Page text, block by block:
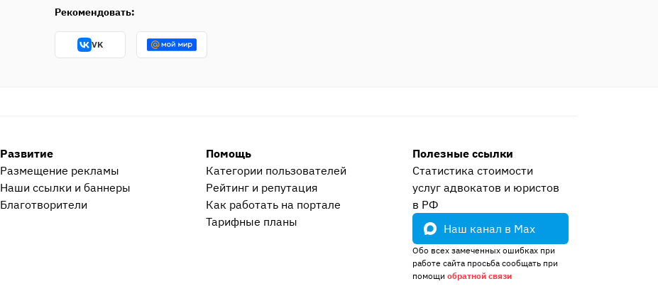
Рекомендовать:
VK
Развитие
Размещение рекламы
Наши ссылки и баннеры
Благотворители
Помощь
Категории пользователей
Рейтинг и репутация
Как работать на портале
Тарифные планы
Полезные ссылки
Статистика стоимости
услуг адвокатов и юристов
в РФ
Наш канал в Max
Обо всех замеченных ошибках при
работе сайта просьба сообщать при
помощи обратной связи